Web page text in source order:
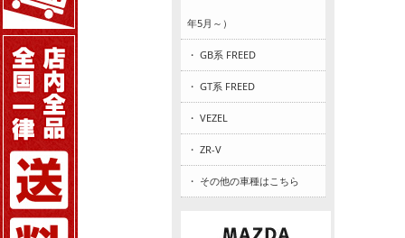
年5月～）
・ GB系 FREED
・ GT系 FREED
・ VEZEL
・ ZR-V
・ その他の車種はこちら